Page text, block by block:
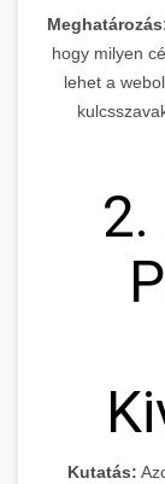
hogy milyen
lehet a
Kutatás: